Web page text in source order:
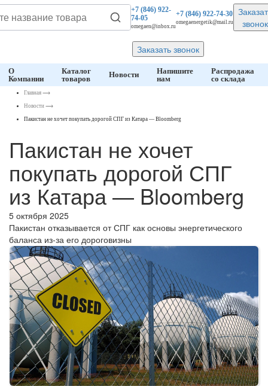
+7 (846)922-
74-05
omegaen@inbox.ru
+7 (846)922-74-30
omegaenergetik@mail.ru
звонок
Заказать звонок
О
Компании
Каталог
товаров
Новости
Напишите
нам
Распродажа
со склада
Главная ⟶
Новости ⟶
Пакистан не хочет покупать дорогой СПГ из Катара — Bloomberg
Пакистан не хочет
покупать дорогой СПГ
из Катара — Bloomberg
5 октября 2025
Пакистан отказывается от СПГ как основы энергетического
баланса из-за его дороговизны